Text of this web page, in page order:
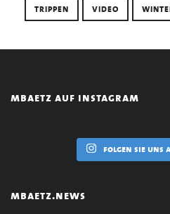
TRIPPEN VIDEO
mbaetz auf instagram
folgen sie uns
mbaetz.news